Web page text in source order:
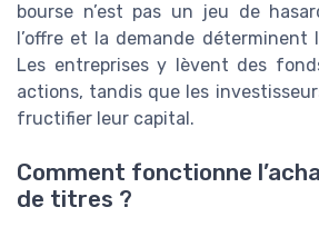
bourse n’est pas un jeu de
l’offre et la demande déterminent
Les entreprises y lèvent des
actions, tandis que les
fructifier leur capital.
Comment fonctionne
de titres ?